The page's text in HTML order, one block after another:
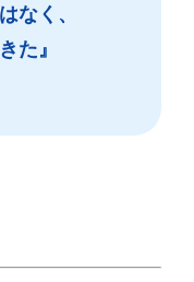
なく、
た』